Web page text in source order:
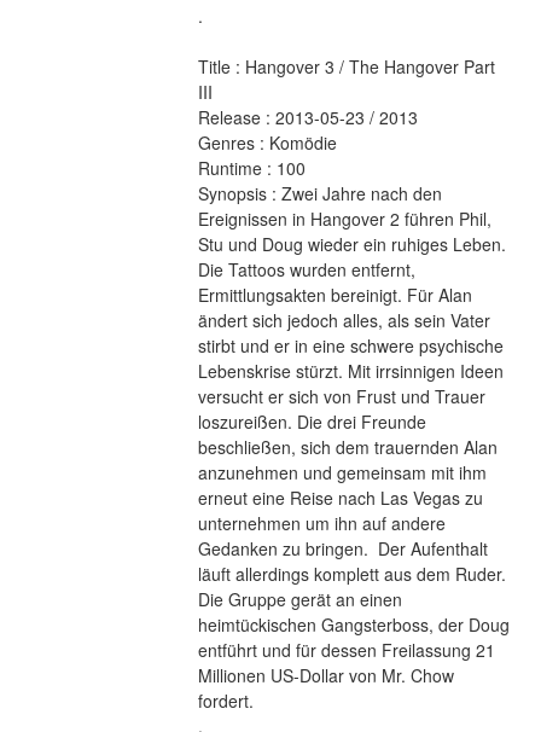
.
Title : Hangover 3 / The Hangover Part
III
Release : 2013-05-23 / 2013
Genres : Komödie
Runtime : 100
Synopsis : Zwei Jahre nach den
Ereignissen in Hangover 2 führen Phil,
Stu und Doug wieder ein ruhiges Leben.
Die Tattoos wurden entfernt,
Ermittlungsakten bereinigt. Für Alan
ändert sich jedoch alles, als sein Vater
stirbt und er in eine schwere psychische
Lebenskrise stürzt. Mit irrsinnigen Ideen
versucht er sich von Frust und Trauer
loszureißen. Die drei Freunde
beschließen, sich dem trauernden Alan
anzunehmen und gemeinsam mit ihm
erneut eine Reise nach Las Vegas zu
unternehmen um ihn auf andere
Gedanken zu bringen.  Der Aufenthalt
läuft allerdings komplett aus dem Ruder.
Die Gruppe gerät an einen
heimtückischen Gangsterboss, der Doug
entführt und für dessen Freilassung 21
Millionen US-Dollar von Mr. Chow
fordert.
.